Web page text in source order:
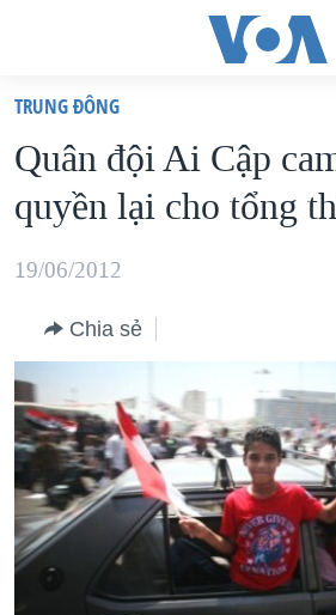
truy
cập
Tới
dung
chính
điều
hướng
chính
Đi
tới
"Tìm"
VIỆT NAM
HOA KỲ
BIỂN ĐÔNG
BLOG
DIỄN ĐÀN
MỤC
TỰ DO BÁO CHÍ
VẠCH TRẦN TIN GIẢ
NGƯỜI VIỆT HẢI NGOẠI
ĐỜI SỐNG
CHUYÊN ĐỀ
CHIẾN TRANH THƯƠNG MẠI CỦA
TẠI
HÀNH TRÌNH BẦU CỬ 2024
HỌC TIẾNG ANH
VIDEO
TRUNG ÐÔNG
Quân đội Ai Cập
quyền lại cho tổng
19/06/2012
Chia sẻ